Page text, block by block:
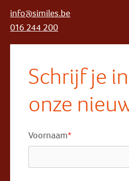
info@similes.be
016 244 200
Schrijf je
onze
Voornaam*